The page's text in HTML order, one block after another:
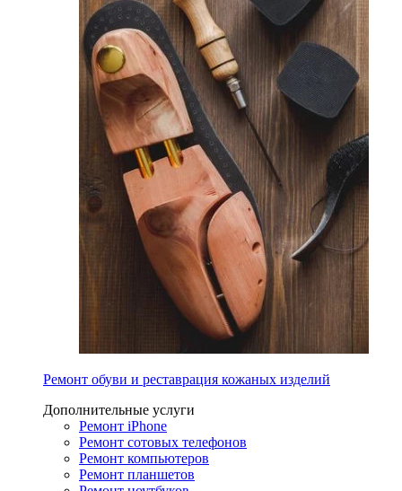
Ремонт обуви и реставрация кожаных изделий
Дополнительные услуги
Ремонт iPhone
Ремонт сотовых телефонов
Ремонт компьютеров
Ремонт планшетов